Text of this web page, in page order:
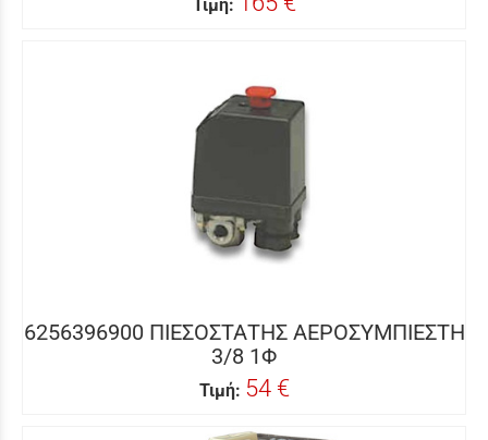
Τιμή:
6256396900 ΠΙΕΣΟΣΤΑΤΗΣ ΑΕΡΟΣΥΜΠΙΕΣΤΗ
3/8 1Φ
Τιμή: 54 €